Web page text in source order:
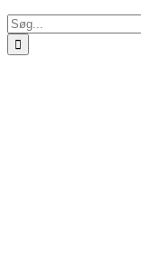
Søg
efter: